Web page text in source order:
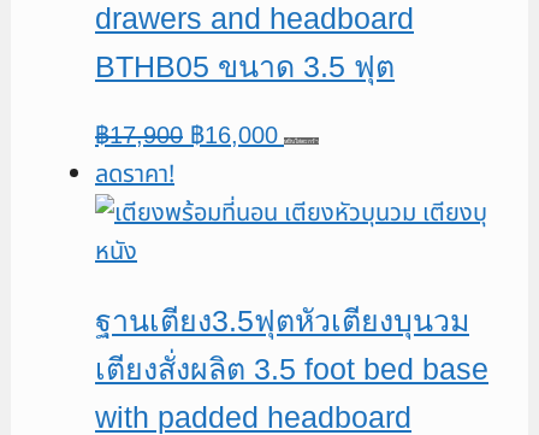
drawers and headboard
BTHB05 ขนาด 3.5 ฟุต
฿17,900 Original
was:
฿16,000Current
is:
หยิบใส่ตะกร้า
ลดราคา!
ฐานเตียง3.5ฟุตหัวเตียงบุนวม
เตียงสั่งผลิต 3.5 foot bed base
with padded headboard